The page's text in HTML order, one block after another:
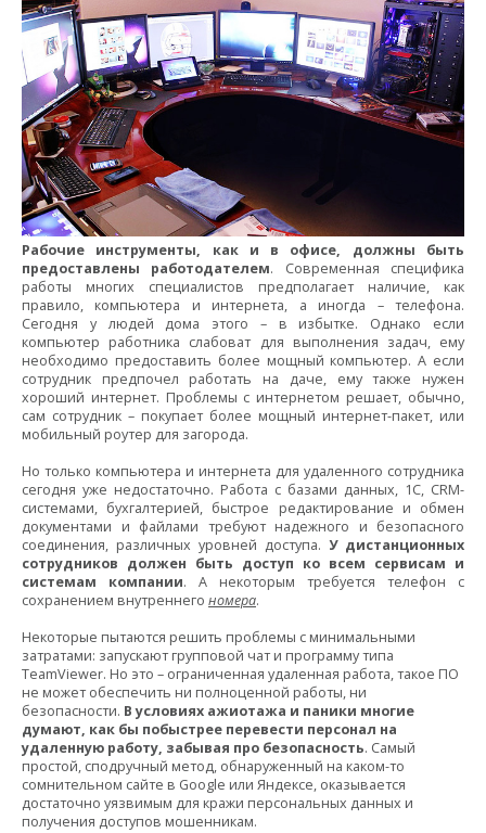
Рабочие инструменты, как и в офисе, должны быть
предоставлены работодателем. Современная специфика
работы многих специалистов предполагает наличие, как
правило, компьютера и интернета, а иногда – телефона.
Сегодня у людей дома этого – в избытке. Однако если
компьютер работника слабоват для выполнения задач, ему
необходимо предоставить более мощный компьютер. А если
сотрудник предпочел работать на даче, ему также нужен
хороший интернет. Проблемы с интернетом решает, обычно,
сам сотрудник – покупает более мощный интернет-пакет, или
мобильный роутер для загорода.
Но только компьютера и интернета для удаленного сотрудника
сегодня уже недостаточно. Работа с базами данных, 1С, CRM-
системами, бухгалтерией, быстрое редактирование и обмен
документами и файлами требуют надежного и безопасного
соединения, различных уровней доступа. У дистанционных
сотрудников должен быть доступ ко всем сервисам и
системам компании. А некоторым требуется телефон с
сохранением внутреннего номера.
Некоторые пытаются решить проблемы с минимальными
затратами: запускают групповой чат и программу типа
TeamViewer. Но это – ограниченная удаленная работа, такое ПО
не может обеспечить ни полноценной работы, ни
безопасности. В условиях ажиотажа и паники многие
думают, как бы побыстрее перевести персонал на
удаленную работу, забывая про безопасность. Самый
простой, сподручный метод, обнаруженный на каком-то
сомнительном сайте в Google или Яндексе, оказывается
достаточно уязвимым для кражи персональных данных и
получения доступов мошенникам.